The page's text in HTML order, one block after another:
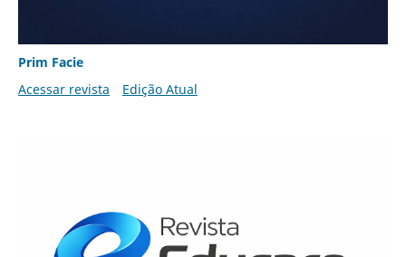
Prim Facie
Acessar revista
Edição Atual